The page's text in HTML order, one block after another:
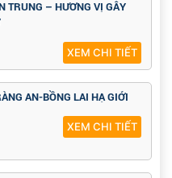
TRUNG – HƯƠNG VỊ GÂY
XEM CHI TIẾT
AN-BỒNG LAI HẠ GIỚI
XEM CHI TIẾT